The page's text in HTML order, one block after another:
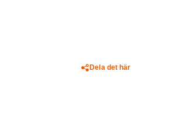
Dela det här